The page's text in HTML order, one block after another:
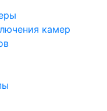
камер